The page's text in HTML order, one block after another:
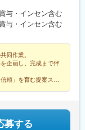
与・インセン含む
与・インセン含む
同作業。
企画し、完成まで伴
頼」を育む提案スタ
募する